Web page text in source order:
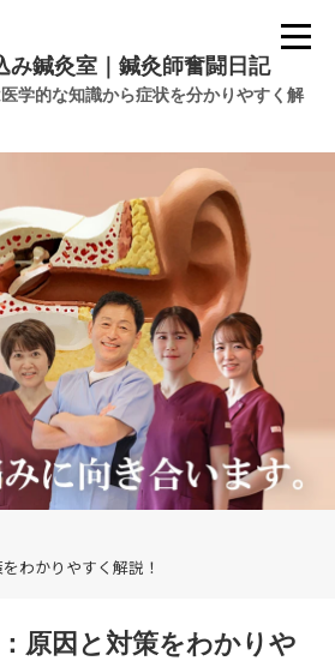
み鍼灸室｜鍼灸師奮闘日記
学的な知識から症状を分かりやすく解
わかりやすく解説！
原因と対策をわかりや